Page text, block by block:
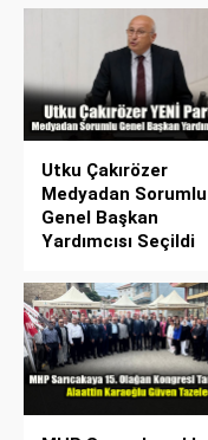
Utku Çakırözer
Medyadan Sorumlu
Genel Başkan
Yardımcısı Seçildi